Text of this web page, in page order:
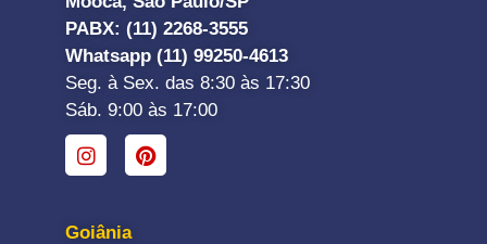
PABX: (11) 2268-3555
Whatsapp (11) 99250-4613
Seg. à Sex. das 8:30 às 17:30
Sáb. 9:00 às 17:00
Goiânia